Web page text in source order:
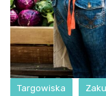
Targowiska